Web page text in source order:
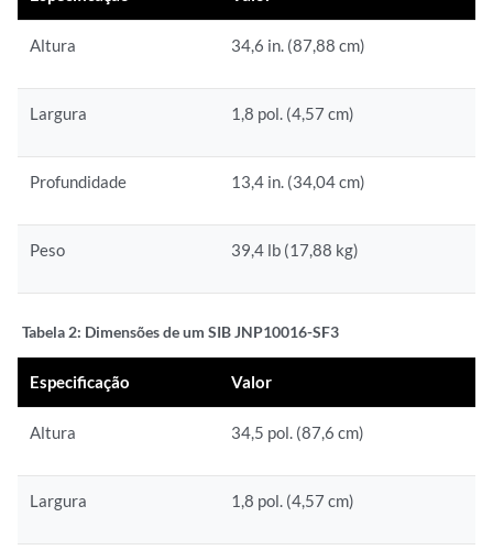
Altura 34,6 in. (87,88 cm)
Largura 1,8 pol. (4,57 cm)
Profundidade 13,4 in. (34,04 cm)
Peso 39,4 lb (17,88 kg)
Tabela 2: Dimensões de um SIB JNP10016-SF3
Especificação Valor
Altura 34,5 pol. (87,6 cm)
Largura 1,8 pol. (4,57 cm)